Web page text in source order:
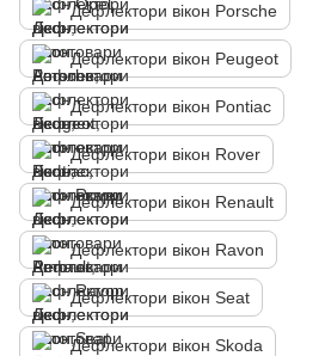
Дефлектори вікон Porsche
Дефлектори вікон Peugeot
Дефлектори вікон Pontiac
Дефлектори вікон Rover
Дефлектори вікон Renault
Дефлектори вікон Ravon
Дефлектори вікон Seat
Дефлектори вікон Skoda